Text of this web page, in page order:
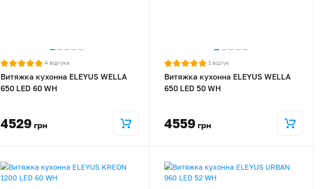
4 відгуки
Витяжка кухонна ELEYUS WELLA
650 LED 60 WH
4529 грн
1 відгук
Витяжка кухонна ELEYUS WELLA
650 LED 50 WH
4559 грн